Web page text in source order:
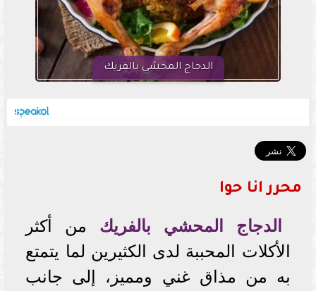
الدجاج المحشي بالفريك
محرر انا حوا
الدجاج المحشي بالفريك من أكثر
الأكلات المحببة لدى الكثيرين لما يتمتع
به من مذاق غني ومميز، إلى جانب